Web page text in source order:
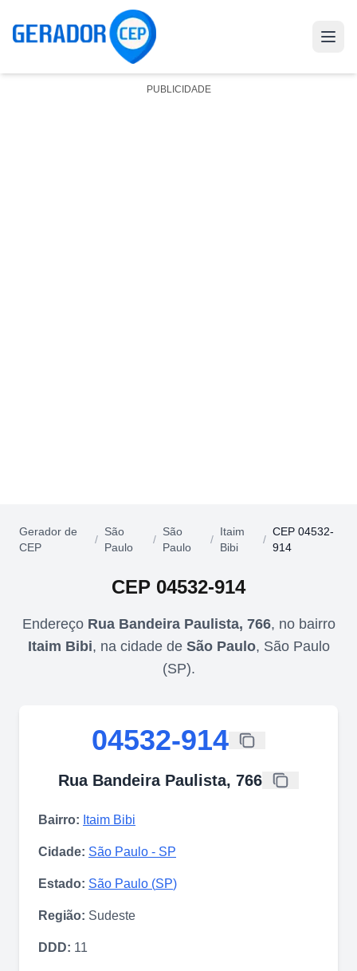
PUBLICIDADE
Gerador de
CEP
/
São
Paulo
/
São
Paulo
/
Itaim
Bibi
/
CEP 04532-
914
CEP 04532-914
Endereço Rua Bandeira Paulista, 766, no bairro
Itaim Bibi, na cidade de São Paulo, São Paulo
(SP).
04532-914
Rua Bandeira Paulista, 766
Bairro: Itaim Bibi
Cidade: São Paulo - SP
Estado: São Paulo (SP)
Região: Sudeste
DDD: 11